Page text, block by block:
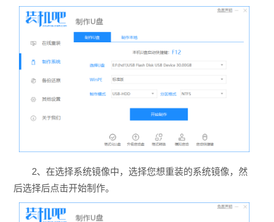
2、在选择系统镜像中，选择您想重装的系统镜像，然
后选择后点击开始制作。